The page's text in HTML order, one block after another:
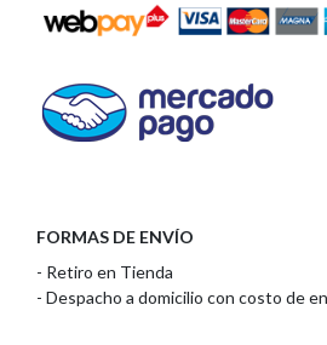
FORMAS DE ENVÍO
- Retiro en Tienda
- Despacho a domicilio con costo de